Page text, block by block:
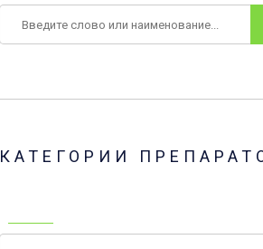
КАТЕГОРИИ